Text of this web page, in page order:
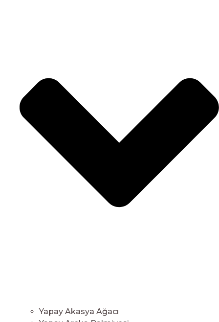
Yapay Akasya Ağacı